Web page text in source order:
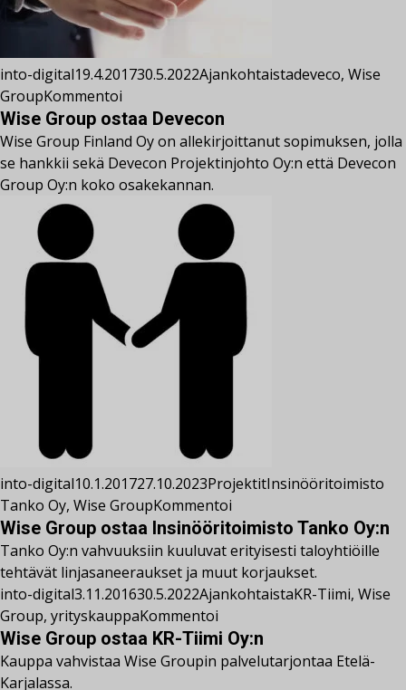
into-digital19.4.201730.5.2022Ajankohtaistadeveco, Wise
GroupKommentoi
Wise Group ostaa Devecon
Wise Group Finland Oy on allekirjoittanut sopimuksen, jolla
se hankkii sekä Devecon Projektinjohto Oy:n että Devecon
Group Oy:n koko osakekannan.
into-digital10.1.201727.10.2023ProjektitInsinööritoimisto
Tanko Oy, Wise GroupKommentoi
Wise Group ostaa Insinööritoimisto Tanko Oy:n
Tanko Oy:n vahvuuksiin kuuluvat erityisesti taloyhtiöille
tehtävät linjasaneeraukset ja muut korjaukset.
into-digital3.11.201630.5.2022AjankohtaistaKR-Tiimi, Wise
Group, yrityskauppaKommentoi
Wise Group ostaa KR-Tiimi Oy:n
Kauppa vahvistaa Wise Groupin palvelutarjontaa Etelä-
Karjalassa.